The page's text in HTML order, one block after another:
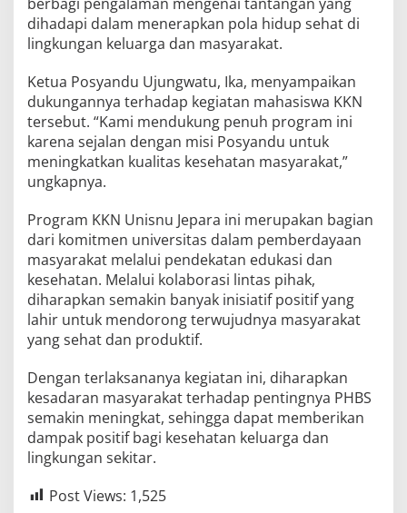
dihadapi dalam menerapkan pola hidup sehat di
lingkungan keluarga dan masyarakat.
Ketua Posyandu Ujungwatu, Ika, menyampaikan
dukungannya terhadap kegiatan mahasiswa KKN
tersebut. “Kami mendukung penuh program ini
karena sejalan dengan misi Posyandu untuk
meningkatkan kualitas kesehatan masyarakat,”
ungkapnya.
Program KKN Unisnu Jepara ini merupakan bagian
dari komitmen universitas dalam pemberdayaan
masyarakat melalui pendekatan edukasi dan
kesehatan. Melalui kolaborasi lintas pihak,
diharapkan semakin banyak inisiatif positif yang
lahir untuk mendorong terwujudnya masyarakat
yang sehat dan produktif.
Dengan terlaksananya kegiatan ini, diharapkan
kesadaran masyarakat terhadap pentingnya PHBS
semakin meningkat, sehingga dapat memberikan
dampak positif bagi kesehatan keluarga dan
lingkungan sekitar.
Post Views: 1,525